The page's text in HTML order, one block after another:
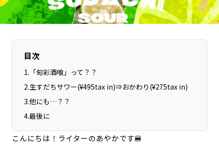
京都エリア
大阪市エリア
北摂エリア
堺・泉州エリア
河内エリア
兵庫エリア
奈良エリア
鳥取エリア
岡山エリア
広島エリア
山口エリア
香川エリア
高知エリア
福岡エリア
目次
1. 「旬彩酒喰」って？？
2.生すだちサワー(¥495tax in)⇒おかわり(¥275tax in)
3.他にも…？？
4.最後に
こんにちは！ライターのあやかです🍔